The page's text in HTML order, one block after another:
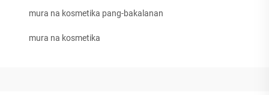
mura na kosmetika pang-bakalanan
mura na kosmetika